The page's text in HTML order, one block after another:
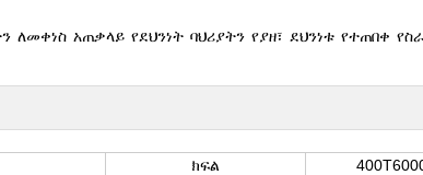
አጠቃላይ የደህንነት ባህሪያትን የያዘ፣ ደህንነቱ የተጠበቀ
ክፍል